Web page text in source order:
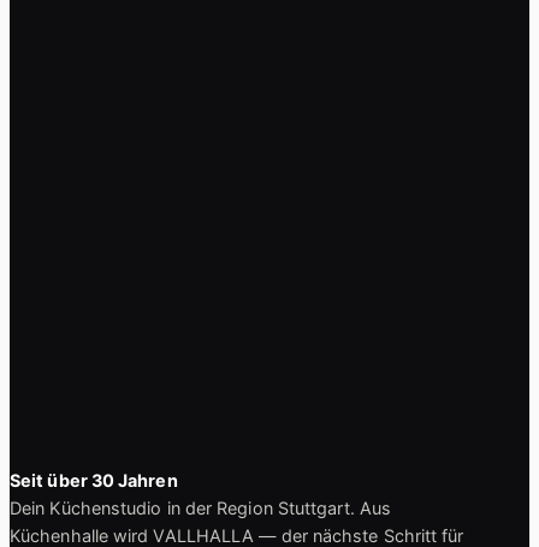
Seit über 30 Jahren
Dein Küchenstudio in der Region Stuttgart. Aus
Küchenhalle wird VALLHALLA — der nächste Schritt für